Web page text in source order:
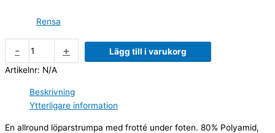
Rensa
- +
Lägg till i varukorg
Artikelnr: N/A
Beskrivning
Ytterligare information
En allround löparstrumpa med frotté under foten. 80% Polyamid,